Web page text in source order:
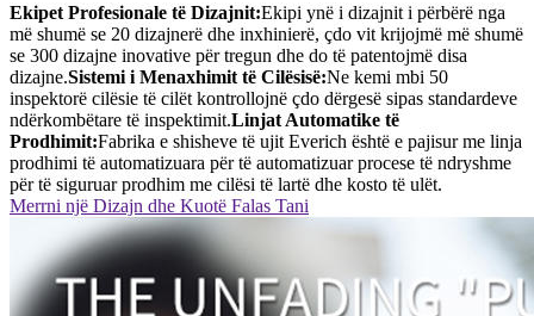
Ekipet Profesionale të Dizajnit:Ekipi ynë i dizajnit i përbërë nga
më shumë se 20 dizajnerë dhe inxhinierë, çdo vit krijojmë më shumë
se 300 dizajne inovative për tregun dhe do të patentojmë disa
dizajne.Sistemi i Menaxhimit të Cilësisë:Ne kemi mbi 50
inspektorë cilësie të cilët kontrollojnë çdo dërgesë sipas standardeve
ndërkombëtare të inspektimit.Linjat Automatike të
Prodhimit:Fabrika e shisheve të ujit Everich është e pajisur me linja
prodhimi të automatizuara për të automatizuar procese të ndryshme
për të siguruar prodhim me cilësi të lartë dhe kosto të ulët.
Merrni një Dizajn dhe Kuotë Falas Tani